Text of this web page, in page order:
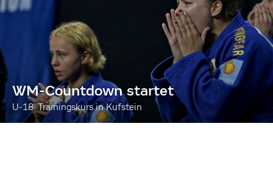
WM-Countdown startet
U-18: Trainingskurs in Kufstein